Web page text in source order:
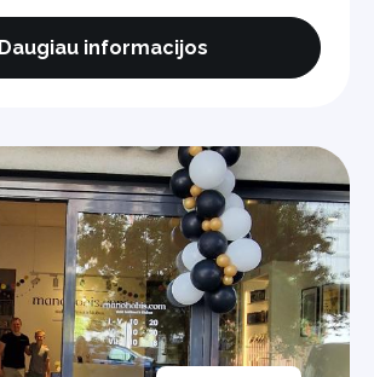
Daugiau informacijos